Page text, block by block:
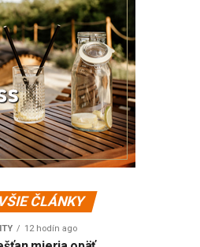
ČLÁNKY
12 hodín ago